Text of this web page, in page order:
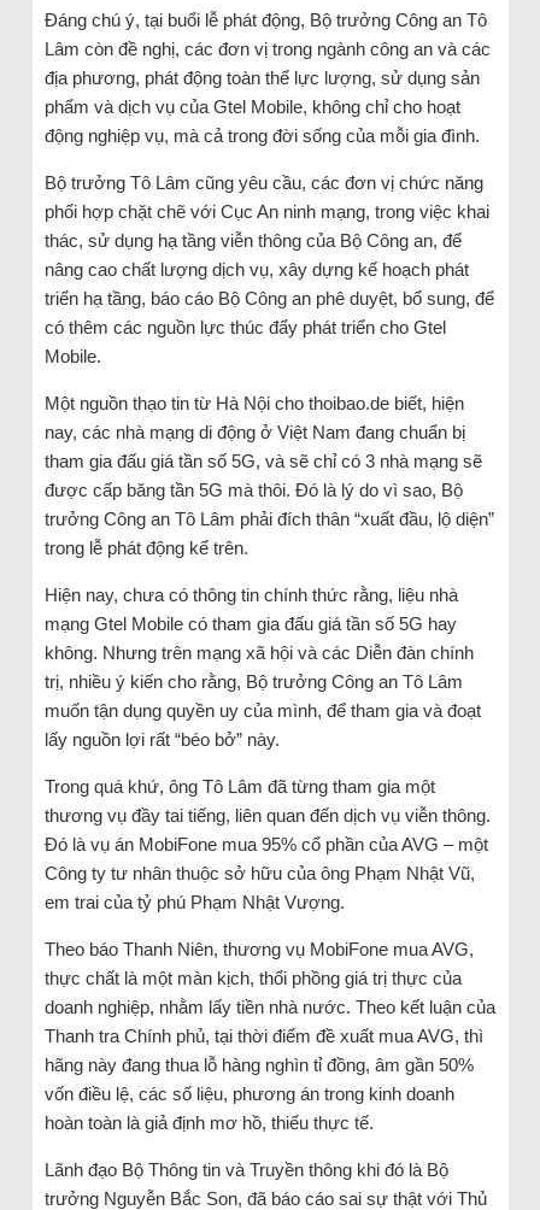
Đáng chú ý, tại buổi lễ phát động, Bộ trưởng Công an Tô
Lâm còn đề nghị, các đơn vị trong ngành công an và các
địa phương, phát động toàn thể lực lượng, sử dụng sản
phẩm và dịch vụ của Gtel Mobile, không chỉ cho hoạt
động nghiệp vụ, mà cả trong đời sống của mỗi gia đình.
Bộ trưởng Tô Lâm cũng yêu cầu, các đơn vị chức năng
phối hợp chặt chẽ với Cục An ninh mạng, trong việc khai
thác, sử dụng hạ tầng viễn thông của Bộ Công an, để
nâng cao chất lượng dịch vụ, xây dựng kế hoạch phát
triển hạ tầng, báo cáo Bộ Công an phê duyệt, bổ sung, để
có thêm các nguồn lực thúc đẩy phát triển cho Gtel
Mobile.
Một nguồn thạo tin từ Hà Nội cho thoibao.de biết, hiện
nay, các nhà mạng di động ở Việt Nam đang chuẩn bị
tham gia đấu giá tần số 5G, và sẽ chỉ có 3 nhà mạng sẽ
được cấp băng tần 5G mà thôi. Đó là lý do vì sao, Bộ
trưởng Công an Tô Lâm phải đích thân “xuất đầu, lộ diện”
trong lễ phát động kể trên.
Hiện nay, chưa có thông tin chính thức rằng, liệu nhà
mạng Gtel Mobile có tham gia đấu giá tần số 5G hay
không. Nhưng trên mạng xã hội và các Diễn đàn chính
trị, nhiều ý kiến cho rằng, Bộ trưởng Công an Tô Lâm
muốn tận dụng quyền uy của mình, để tham gia và đoạt
lấy nguồn lợi rất “béo bở” này.
Trong quá khứ, ông Tô Lâm đã từng tham gia một
thương vụ đầy tai tiếng, liên quan đến dịch vụ viễn thông.
Đó là vụ án MobiFone mua 95% cổ phần của AVG – một
Công ty tư nhân thuộc sở hữu của ông Phạm Nhật Vũ,
em trai của tỷ phú Phạm Nhật Vượng.
Theo báo Thanh Niên, thương vụ MobiFone mua AVG,
thực chất là một màn kịch, thổi phồng giá trị thực của
doanh nghiệp, nhằm lấy tiền nhà nước. Theo kết luận của
Thanh tra Chính phủ, tại thời điểm đề xuất mua AVG, thì
hãng này đang thua lỗ hàng nghìn tỉ đồng, âm gần 50%
vốn điều lệ, các số liệu, phương án trong kinh doanh
hoàn toàn là giả định mơ hồ, thiếu thực tế.
Lãnh đạo Bộ Thông tin và Truyền thông khi đó là Bộ
trưởng Nguyễn Bắc Son, đã báo cáo sai sự thật với Thủ